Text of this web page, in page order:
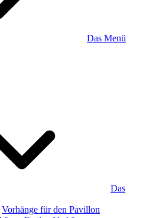
Das Menü
Das
Vorhänge für den Pavillon